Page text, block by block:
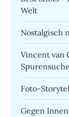
Welt
Nostalgisch
Vincent van
Foto-
Gegen